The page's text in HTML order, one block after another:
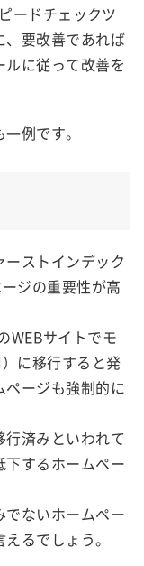
ードチェックツ
、要改善であれば
に従って改善を
例です。
ストインデック
ジの重要性が高
WEBサイトでモ
に移行すると発
ージも強制的に
済みといわれて
下するホームペー
ないホームペー
るでしょう。